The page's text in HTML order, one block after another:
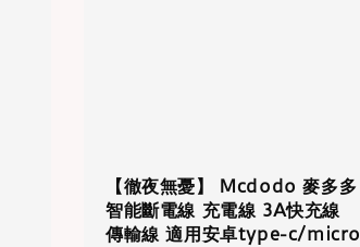
【徹夜無憂】 Mcdodo 麥多多
智能斷電線 充電線 3A快充線
傳輸線 適用安卓type-c/micro